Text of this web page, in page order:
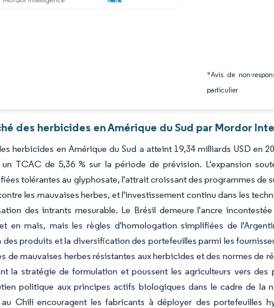
*Avis de non-
particulier
des herbicides en Amérique du Sud par Mordor
herbicides en Amérique du Sud a atteint 19,34 milliards USD en
TCAC de 5,36 % sur la période de prévision. L'expansion
tolérantes au glyphosate, l'attrait croissant des programmes de
les mauvaises herbes, et l'investissement continu dans les
des intrants mesurable. Le Brésil demeure l'ancre
en maïs, mais les règles d'homologation simplifiées de
produits et la diversification des portefeuilles parmi les
de mauvaises herbes résistantes aux herbicides et des normes de
la stratégie de formulation et poussent les agriculteurs vers
politique aux principes actifs biologiques dans le cadre de la
Chili encouragent les fabricants à déployer des portefeuilles